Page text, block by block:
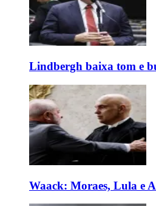
Lindbergh baixa tom e
Waack: Moraes, Lula e